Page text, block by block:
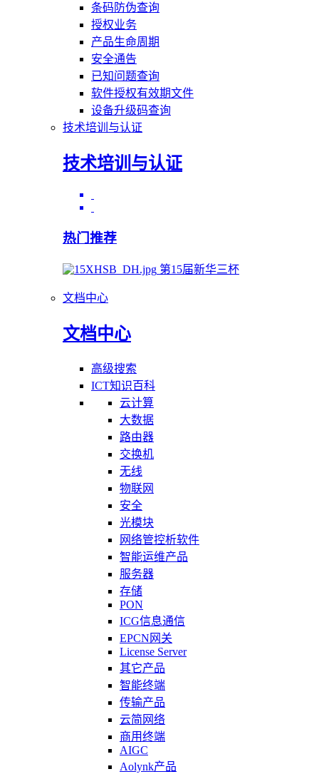
条码防伪查询
授权业务
产品生命周期
安全通告
已知问题查询
软件授权有效期文件
设备升级码查询
技术培训与认证
技术培训与认证
热门推荐
第15届新华三杯
文档中心
文档中心
高级搜索
ICT知识百科
云计算
大数据
路由器
交换机
无线
物联网
安全
光模块
网络管控析软件
智能运维产品
服务器
存储
PON
ICG信息通信
EPCN网关
License Server
其它产品
智能终端
传输产品
云简网络
商用终端
AIGC
Aolynk产品